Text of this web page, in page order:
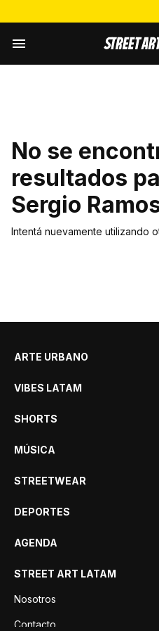
No se
resultados
Sergio
Intentá nuevamente utilizando
ARTE URBANO
VIBES LATAM
SHORTS
MÚSICA
STREETWEAR
DEPORTES
AGENDA
STREET ART LATAM
Nosotros
Contacto